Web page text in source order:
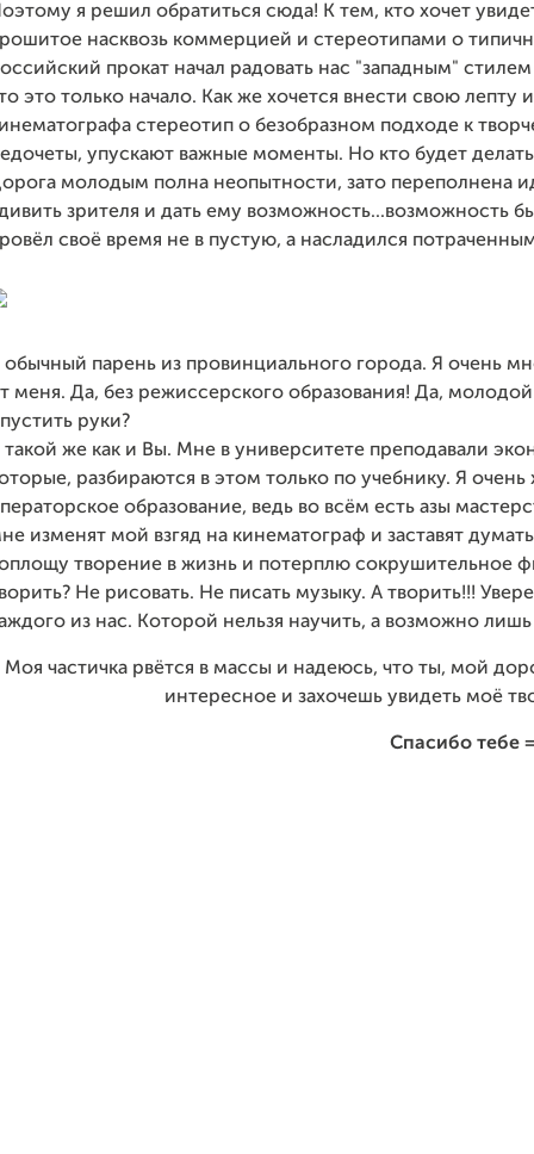
я решил обратиться сюда! К тем, кто хочет
насквозь коммерцией и стереотипами о
прокат начал радовать нас "западным"
это только начало. Как же хочется внести свою лепту
стереотип о безобразном подходе к
упускают важные моменты. Но кто будет
молодым полна неопытности, зато переполнена
зрителя и дать ему возможность...возможность
своё время не в пустую, а насладился
обычный парень из провинциального города. Я очень
меня. Да, без режиссерского образования! Да,
руки?
такой же как и Вы. Мне в университете преподавали
разбираются в этом только по учебнику. Я
образование, ведь во всём есть азы
изменят мой взгяд на кинематограф и заставят
творение в жизнь и потерплю сокрушительное
Не рисовать. Не писать музыку. А творить!!!
из нас. Которой нельзя научить, а возможно
Моя частичка рвётся в массы и надеюсь, что ты, мой
интересное и захочешь увидеть моё
Спасибо тебе